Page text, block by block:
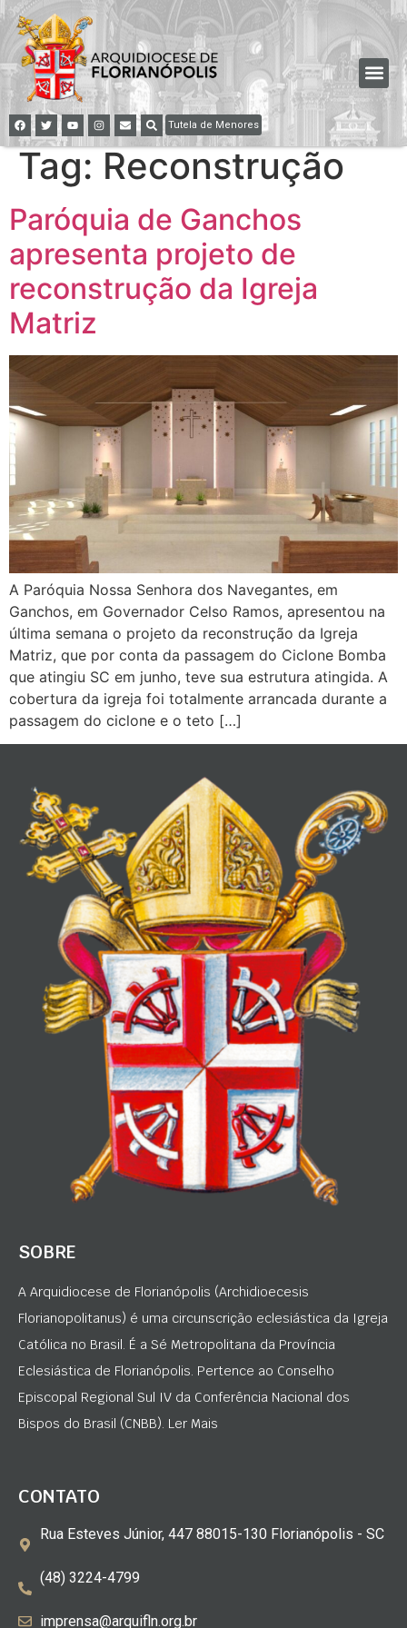
Tutela de Menores
Tag: Reconstrução
Paróquia de Ganchos
apresenta projeto de
reconstrução da Igreja
Matriz
A Paróquia Nossa Senhora dos Navegantes, em
Ganchos, em Governador Celso Ramos, apresentou na
última semana o projeto da reconstrução da Igreja
Matriz, que por conta da passagem do Ciclone Bomba
que atingiu SC em junho, teve sua estrutura atingida. A
cobertura da igreja foi totalmente arrancada durante a
passagem do ciclone e o teto […]
SOBRE
A Arquidiocese de Florianópolis (Archidioecesis
Florianopolitanus) é uma circunscrição eclesiástica da Igreja
Católica no Brasil. É a Sé Metropolitana da Província
Eclesiástica de Florianópolis. Pertence ao Conselho
Episcopal Regional Sul IV da Conferência Nacional dos
Bispos do Brasil (CNBB). Ler Mais
CONTATO
Rua Esteves Júnior, 447 88015-130 Florianópolis - SC
(48) 3224-4799
imprensa@arquifln.org.br